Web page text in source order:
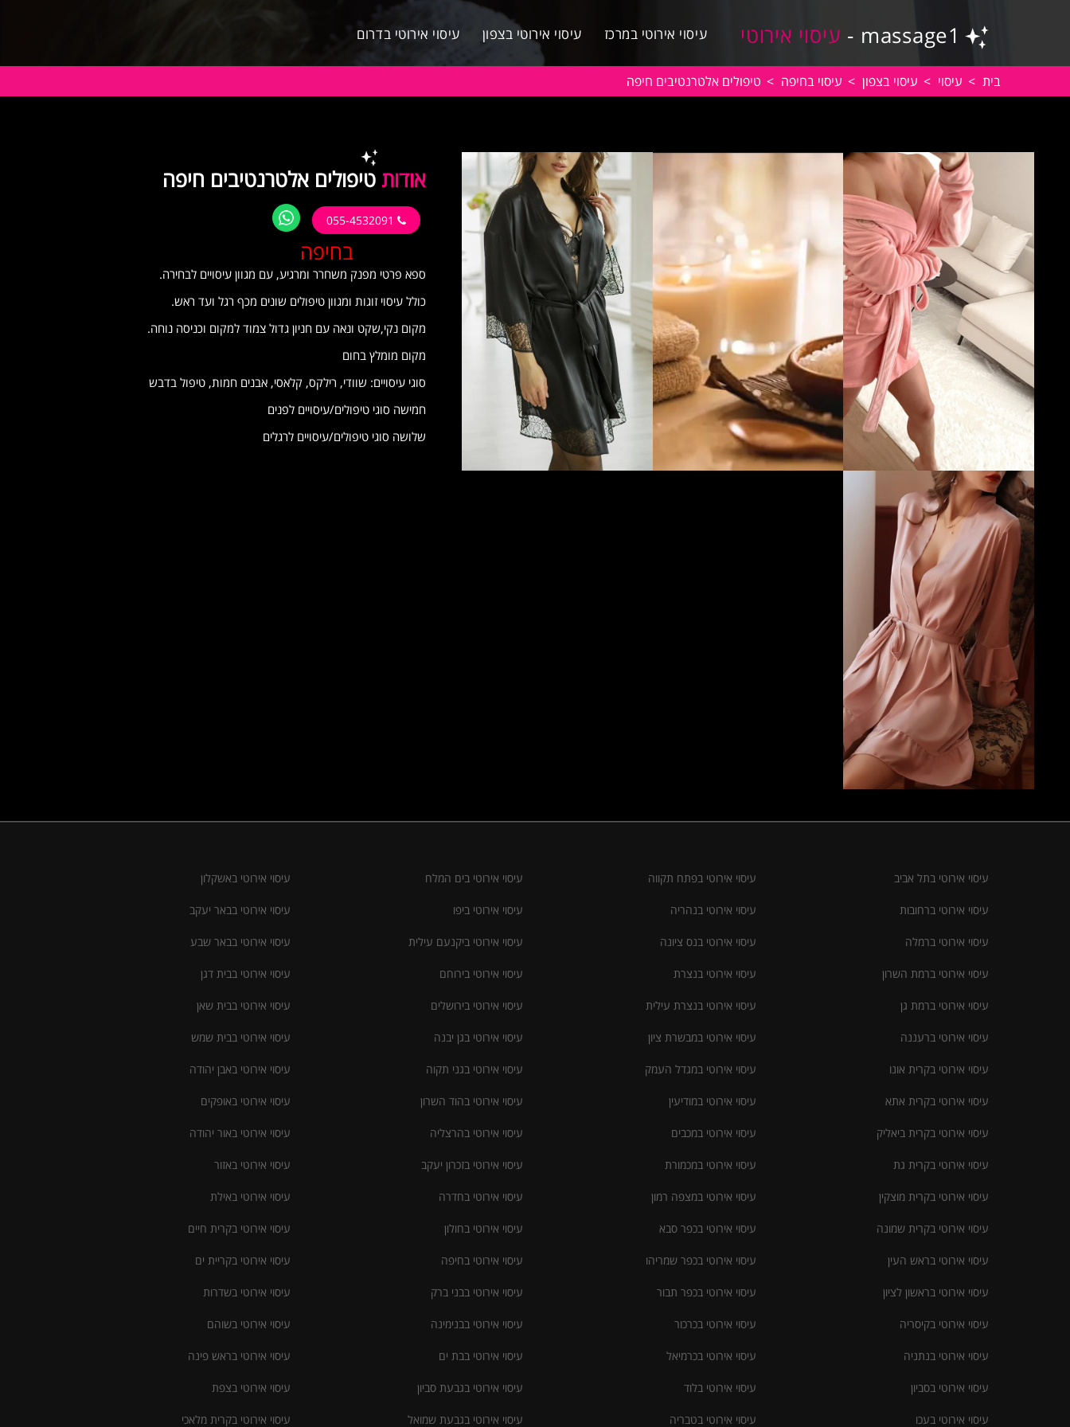
massage1 - עיסוי אירוטי עיסוי אירוטי במרכז עיסוי אירוטי בצפון עיסוי אירוטי בדרום
בית > עיסוי > עיסוי בצפון > עיסוי בחיפה > טיפולים אלטרנטיבים חיפה
אודותטיפולים אלטרנטיבים חיפה
בחיפה
ספא פרטי מפנק משחרר ומרגיע, עם מגוון עיסויים לבחירה.
כולל עיסוי זוגות ומגוון טיפולים שונים מכף רגל ועד ראש.
מקום נקי,שקט ונאה עם חניון גדול צמוד למקום וכניסה נוחה.
מקום מומלץ בחום
סוגי עיסויים: שוודי, רילקס, קלאסי, אבנים חמות, טיפול בדבש
חמישה סוגי טיפולים/עיסויים לפנים
שלושה סוגי טיפולים/עיסויים לרגלים
עיסוי אירוטי בתל אביב
עיסוי אירוטי ברחובות
עיסוי אירוטי ברמלה
עיסוי אירוטי ברמת השרון
עיסוי אירוטי ברמת גן
עיסוי אירוטי ברעננה
עיסוי אירוטי בקרית אונו
עיסוי אירוטי בקרית אתא
עיסוי אירוטי בקרית ביאליק
עיסוי אירוטי בקרית גת
עיסוי אירוטי בקרית מוצקין
עיסוי אירוטי בקרית שמונה
עיסוי אירוטי בראש העין
עיסוי אירוטי בראשון לציון
עיסוי אירוטי בקיסריה
עיסוי אירוטי בנתניה
עיסוי אירוטי בסביון
עיסוי אירוטי בעכו
עיסוי אירוטי בפתח תקווה
עיסוי אירוטי בנהריה
עיסוי אירוטי בנס ציונה
עיסוי אירוטי בנצרת
עיסוי אירוטי בנצרת עילית
עיסוי אירוטי במבשרת ציון
עיסוי אירוטי במגדל העמק
עיסוי אירוטי במודיעין
עיסוי אירוטי במכבים
עיסוי אירוטי במכמורת
עיסוי אירוטי במצפה רמון
עיסוי אירוטי בכפר סבא
עיסוי אירוטי בכפר שמריהו
עיסוי אירוטי בכפר תבור
עיסוי אירוטי בכרכור
עיסוי אירוטי בכרמיאל
עיסוי אירוטי בלוד
עיסוי אירוטי בטבריה
עיסוי אירוטי בים המלח
עיסוי אירוטי ביפו
עיסוי אירוטי ביקנעם עילית
עיסוי אירוטי בירוחם
עיסוי אירוטי בירושלים
עיסוי אירוטי בגן יבנה
עיסוי אירוטי בגני תקוה
עיסוי אירוטי בהוד השרון
עיסוי אירוטי בהרצליה
עיסוי אירוטי בזכרון יעקב
עיסוי אירוטי בחדרה
עיסוי אירוטי בחולון
עיסוי אירוטי בחיפה
עיסוי אירוטי בבני ברק
עיסוי אירוטי בבנימינה
עיסוי אירוטי בבת ים
עיסוי אירוטי בגבעת סביון
עיסוי אירוטי בגבעת שמואל
עיסוי אירוטי באשקלון
עיסוי אירוטי בבאר יעקב
עיסוי אירוטי בבאר שבע
עיסוי אירוטי בבית דגן
עיסוי אירוטי בבית שאן
עיסוי אירוטי בבית שמש
עיסוי אירוטי באבן יהודה
עיסוי אירוטי באופקים
עיסוי אירוטי באור יהודה
עיסוי אירוטי באזור
עיסוי אירוטי באילת
עיסוי אירוטי בקרית חיים
עיסוי אירוטי בקריית ים
עיסוי אירוטי בשדרות
עיסוי אירוטי בשוהם
עיסוי אירוטי בראש פינה
עיסוי אירוטי בצפת
עיסוי אירוטי בקרית מלאכי